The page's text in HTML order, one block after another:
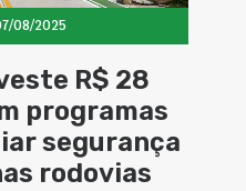
08/2025
R$ 28
programas
segurança
rodovias